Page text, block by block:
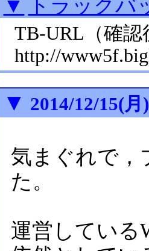
▼ トラックバ
TB-URL （確
http://
▼ 2014/12/15(月)
気まぐれで，
た。
運営している